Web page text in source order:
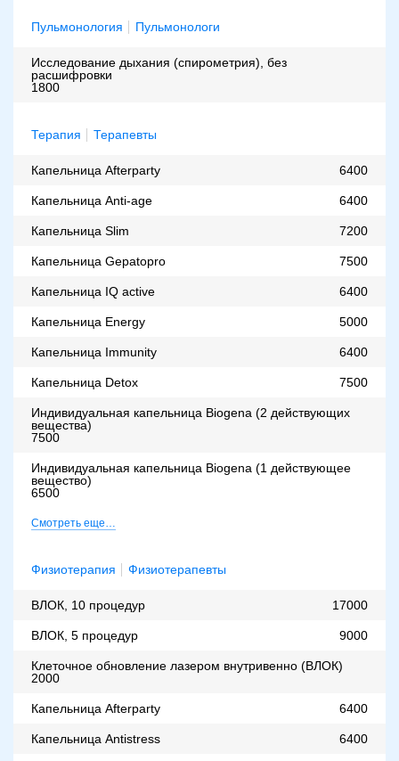
Пульмонология Пульмонологи
Исследование дыхания (спирометрия), без
расшифровки
1800
Терапия Терапевты
Капельница Afterparty 6400
Капельница Anti-age 6400
Капельница Slim 7200
Капельница Gepatopro 7500
Капельница IQ active 6400
Капельница Energy 5000
Капельница Immunity 6400
Капельница Detox 7500
Индивидуальная капельница Biogena (2 действующих
вещества)
7500
Индивидуальная капельница Biogena (1 действующее
вещество)
6500
Смотреть еще…
Физиотерапия Физиотерапевты
ВЛОК, 10 процедур 17000
ВЛОК, 5 процедур 9000
Клеточное обновление лазером внутривенно (ВЛОК)
2000
Капельница Afterparty 6400
Капельница Antistress 6400